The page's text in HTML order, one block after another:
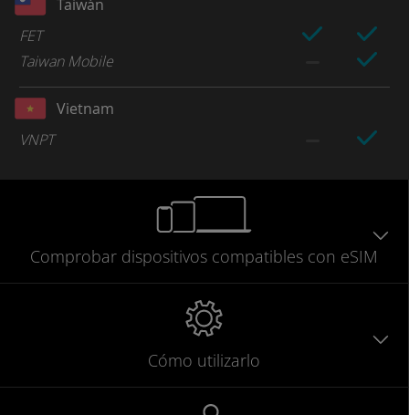
Taiwán
FET
Taiwan Mobile
Vietnam
VNPT
Comprobar dispositivos compatibles con eSIM
Cómo utilizarlo